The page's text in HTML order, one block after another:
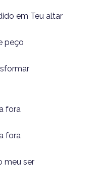
em Teu altar
peço
fora
fora
meu ser